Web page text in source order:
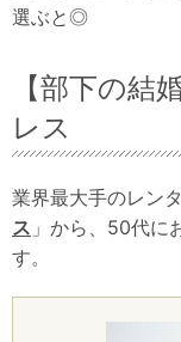
選ぶと◎
【部下の結
レス
業界最大手のレン
ス 」から、50代に
す。